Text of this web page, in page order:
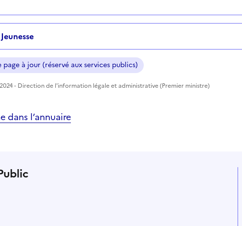
à jour (réservé aux services publics)
- Direction de l'information légale et administrative (Premier ministre)
dans l’annuaire